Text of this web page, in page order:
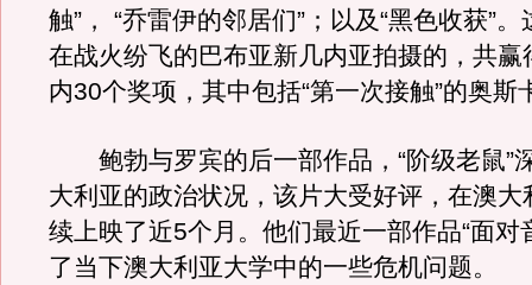
触”， “乔雷伊的邻居们”；以及“黑色收获”
在战火纷飞的巴布亚新几内亚拍摄的，共赢
内30个奖项，其中包括“第一次接触”的奥斯
鲍勃与罗宾的后一部作品，“阶级老鼠”
大利亚的政治状况，该片大受好评，在澳大
续上映了近5个月。他们最近一部作品“面对
了当下澳大利亚大学中的一些危机问题。